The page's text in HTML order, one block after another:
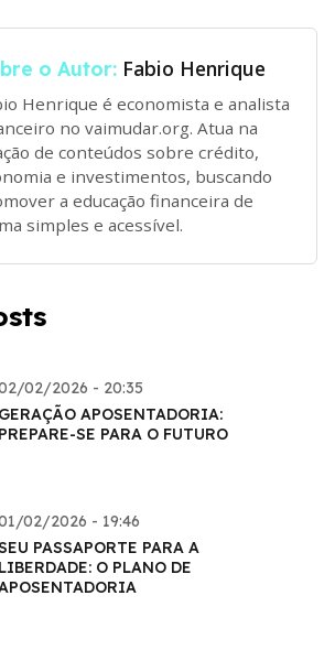
o Autor: Fabio Henrique
Henrique é economista e analista
no vaimudar.org. Atua na
de conteúdos sobre crédito,
e investimentos, buscando
a educação financeira de
simples e acessível.
02/2026 - 20:35
GERAÇÃO APOSENTADORIA:
PREPARE-SE PARA O FUTURO
02/2026 - 19:46
PASSAPORTE PARA A
LIBERDADE: O PLANO DE